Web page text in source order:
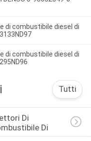
di combustibile diesel di
di combustibile diesel di
Tutti
Di
Di